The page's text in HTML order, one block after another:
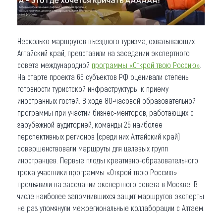
Несколько маршрутов въездного туризма, охватывающих
Алтайский край, представили на заседании экспертного
совета международной программы «Открой твою Россию»
На старте проекта 65 субъектов РФ оценивали степень
готовности туристской инфраструктуры к приему
иностранных гостей. В ходе 80-часовой образовательной
программы при участии бизнес-менторов, работающих с
зарубежной аудиторией, команды 25 наиболее
перспективных регионов (среди них Алтайский край)
совершенствовали маршруты для целевых групп
иностранцев. Первые плоды креативно-образовательного
трека участники программы «Открой твою Россию»
предъявили на заседании экспертного совета в Москве. В
числе наиболее запомнившихся защит маршрутов эксперты
не раз упомянули межрегиональные коллаборации с Алтаем.